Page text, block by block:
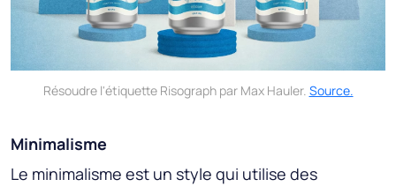
Résoudre l'étiquette Risograph par Max Hauler. Source.
Minimalisme
Le minimalisme est un style qui utilise des